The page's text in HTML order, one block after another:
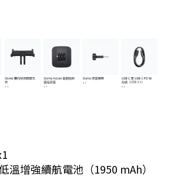
溫增強續航電池（1950 mAh）